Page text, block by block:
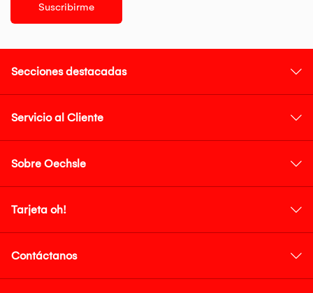
Suscribirme
Secciones destacadas
Servicio al Cliente
Sobre Oechsle
Tarjeta oh!
Contáctanos